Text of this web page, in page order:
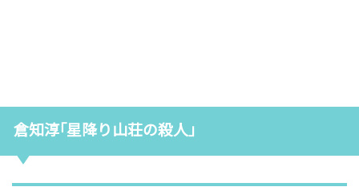
倉知淳｢星降り山荘の殺人｣